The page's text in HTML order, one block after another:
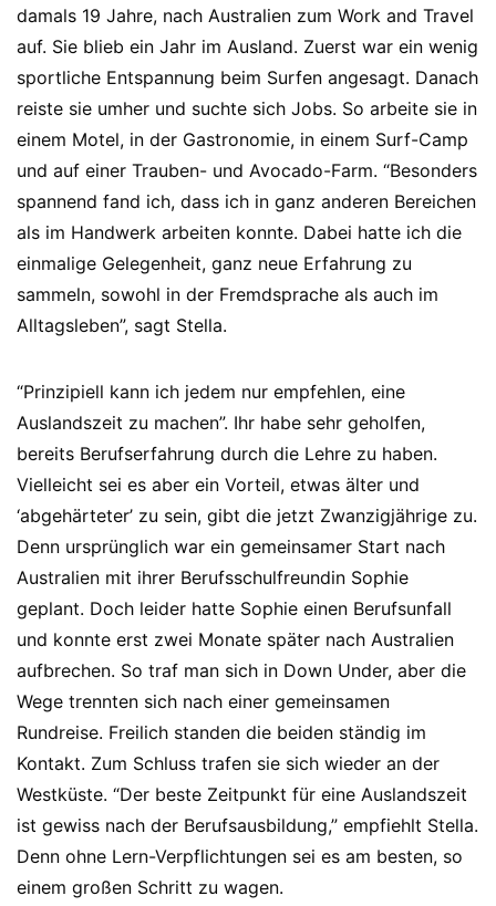
damals 19 Jahre, nach Australien zum Work and Travel
auf. Sie blieb ein Jahr im Ausland. Zuerst war ein wenig
sportliche Entspannung beim Surfen angesagt. Danach
reiste sie umher und suchte sich Jobs. So arbeite sie in
einem Motel, in der Gastronomie, in einem Surf-Camp
und auf einer Trauben- und Avocado-Farm. “Besonders
spannend fand ich, dass ich in ganz anderen Bereichen
als im Handwerk arbeiten konnte. Dabei hatte ich die
einmalige Gelegenheit, ganz neue Erfahrung zu
sammeln, sowohl in der Fremdsprache als auch im
Alltagsleben”, sagt Stella.
“Prinzipiell kann ich jedem nur empfehlen, eine
Auslandszeit zu machen”. Ihr habe sehr geholfen,
bereits Berufserfahrung durch die Lehre zu haben.
Vielleicht sei es aber ein Vorteil, etwas älter und
‘abgehärteter’ zu sein, gibt die jetzt Zwanzigjährige zu.
Denn ursprünglich war ein gemeinsamer Start nach
Australien mit ihrer Berufsschulfreundin Sophie
geplant. Doch leider hatte Sophie einen Berufsunfall
und konnte erst zwei Monate später nach Australien
aufbrechen. So traf man sich in Down Under, aber die
Wege trennten sich nach einer gemeinsamen
Rundreise. Freilich standen die beiden ständig im
Kontakt. Zum Schluss trafen sie sich wieder an der
Westküste. “Der beste Zeitpunkt für eine Auslandszeit
ist gewiss nach der Berufsausbildung,” empfiehlt Stella.
Denn ohne Lern-Verpflichtungen sei es am besten, so
einem großen Schritt zu wagen.